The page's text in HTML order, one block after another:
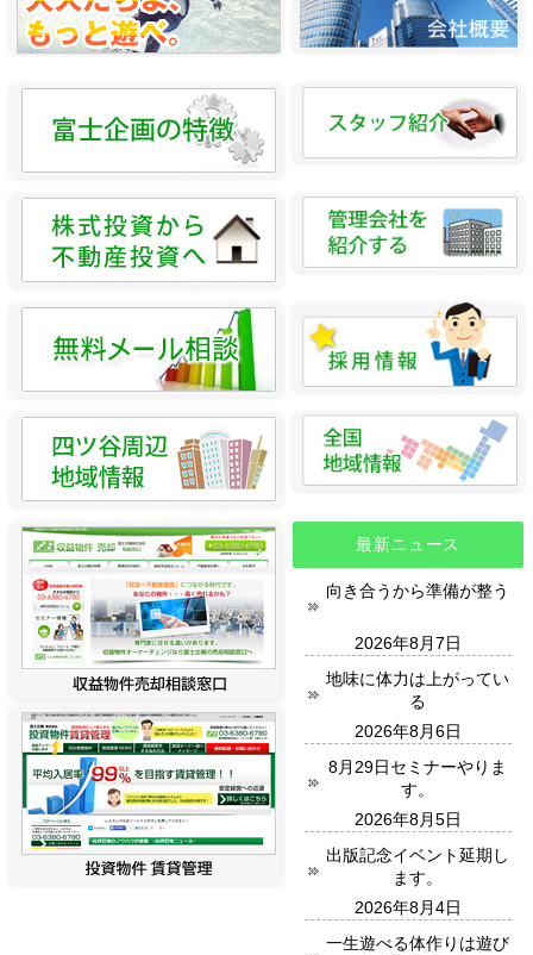
最新ニュース
向き合うから準備が整う
2026年8月7日
地味に体力は上がってい
る
2026年8月6日
8月29日セミナーやりま
す。
2026年8月5日
出版記念イベント延期し
ます。
2026年8月4日
一生遊べる体作りは遊び